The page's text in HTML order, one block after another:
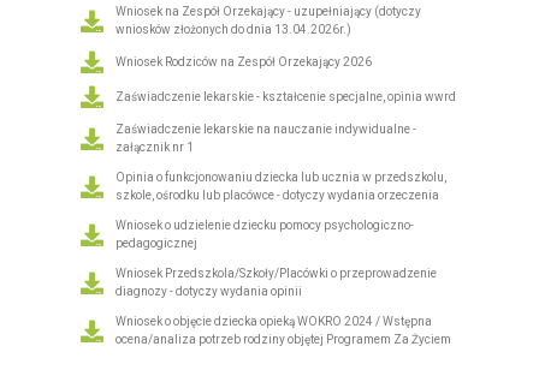
Wniosek na Zespół Orzekający - uzupełniający (dotyczy
wniosków złożonych do dnia 13.04.2026r.)
Wniosek Rodziców na Zespół Orzekający 2026
Zaświadczenie lekarskie - kształcenie specjalne, opinia wwrd
Zaświadczenie lekarskie na nauczanie indywidualne -
załącznik nr 1
Opinia o funkcjonowaniu dziecka lub ucznia w przedszkolu,
szkole, ośrodku lub placówce - dotyczy wydania orzeczenia
Wniosek o udzielenie dziecku pomocy psychologiczno-
pedagogicznej
Wniosek Przedszkola/Szkoły/Placówki o przeprowadzenie
diagnozy - dotyczy wydania opinii
Wniosek o objęcie dziecka opieką WOKRO 2024 / Wstępna
ocena/analiza potrzeb rodziny objętej Programem Za Życiem